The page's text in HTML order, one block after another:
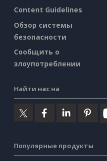
Content Guidelines
Обзор системы
безопасности
Сообщить о
злоупотреблении
Найти нас на
Популярные продукты